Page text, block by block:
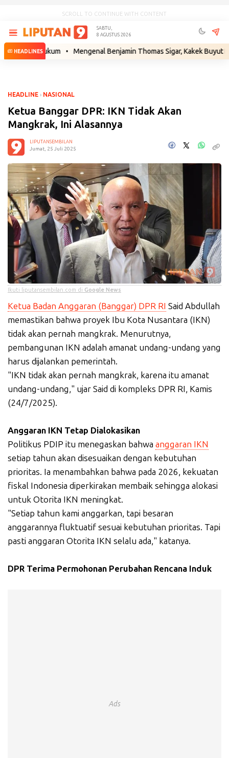
SCROLL TO CONTINUE WITH CONTENT
SABTU,
8 AGUSTUS 2026
HEADLINES
Hukum • Mengenal Benjamin Thomas Sigar, Kakek Buyut Prabowo
HEADLINE › NASIONAL
Ketua Banggar DPR: IKN Tidak Akan
Mangkrak, Ini Alasannya
LIPUTANSEMBILAN
Jumat, 25 Juli 2025
Ikuti liputansembilan.com di Google News
Ketua Badan Anggaran (Banggar) DPR RI Said Abdullah
memastikan bahwa proyek Ibu Kota Nusantara (IKN)
tidak akan pernah mangkrak. Menurutnya,
pembangunan IKN adalah amanat undang-undang yang
harus dijalankan pemerintah.
"IKN tidak akan pernah mangkrak, karena itu amanat
undang-undang," ujar Said di kompleks DPR RI, Kamis
(24/7/2025).
Anggaran IKN Tetap Dialokasikan
Politikus PDIP itu menegaskan bahwa anggaran IKN
setiap tahun akan disesuaikan dengan kebutuhan
prioritas. Ia menambahkan bahwa pada 2026, kekuatan
fiskal Indonesia diperkirakan membaik sehingga alokasi
untuk Otorita IKN meningkat.
"Setiap tahun kami anggarkan, tapi besaran
anggarannya fluktuatif sesuai kebutuhan prioritas. Tapi
pasti anggaran Otorita IKN selalu ada," katanya.
DPR Terima Permohonan Perubahan Rencana Induk
Ads